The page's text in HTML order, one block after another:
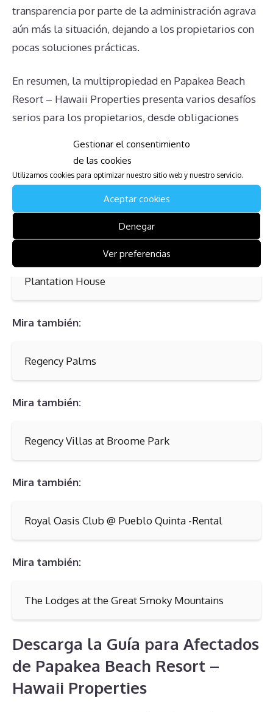
Gestionar el consentimiento
de las cookies
Utilizamos cookies para optimizar nuestro sitio web y nuestro servicio.
Aceptar cookies
Denegar
Ver preferencias
transparencia por parte de la administración agrava
aún más la situación, dejando a los propietarios con
pocas soluciones prácticas.
En resumen, la multipropiedad en Papakea Beach
Resort – Hawaii Properties presenta varios desafíos
serios para los propietarios, desde obligaciones
bien informado y buscar asesoramiento adecuado
para manejar estas situaciones de la mejor manera
posible.
Mira también:
Plantation House
Mira también:
Regency Palms
Mira también:
Regency Villas at Broome Park
Mira también:
Royal Oasis Club @ Pueblo Quinta -Rental
Mira también:
The Lodges at the Great Smoky Mountains
Descarga la Guía para Afectados
de Papakea Beach Resort –
Hawaii Properties